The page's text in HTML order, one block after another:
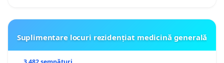
Suplimentare locuri rezidențiat medicină generală